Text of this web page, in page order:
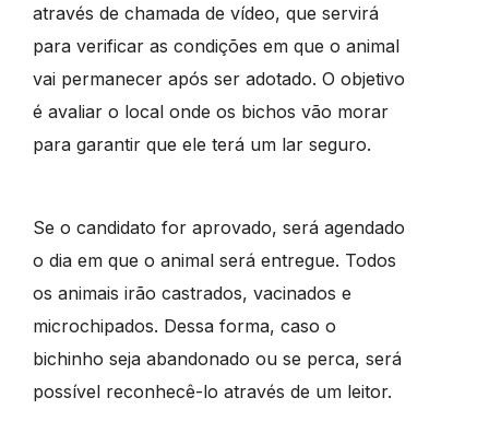
através de chamada de vídeo, que servirá
para verificar as condições em que o animal
vai permanecer após ser adotado. O objetivo
é avaliar o local onde os bichos vão morar
para garantir que ele terá um lar seguro.
Se o candidato for aprovado, será agendado
o dia em que o animal será entregue. Todos
os animais irão castrados, vacinados e
microchipados. Dessa forma, caso o
bichinho seja abandonado ou se perca, será
possível reconhecê-lo através de um leitor.